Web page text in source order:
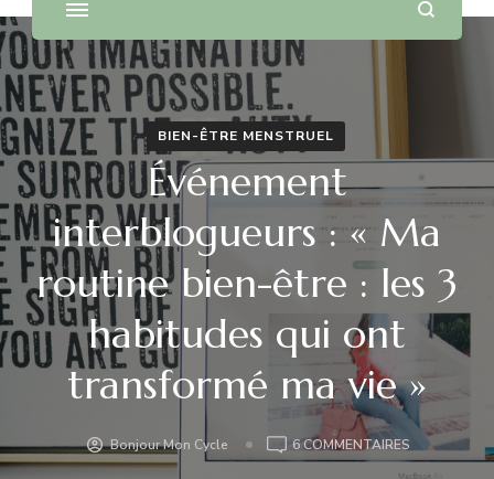
BIEN-ÊTRE MENSTRUEL
Événement
interblogueurs : « Ma
routine bien-être : les 3
habitudes qui ont
transformé ma vie »
Bonjour Mon Cycle 6 COMMENTAIRESSUR
ÉVÉNEMENT